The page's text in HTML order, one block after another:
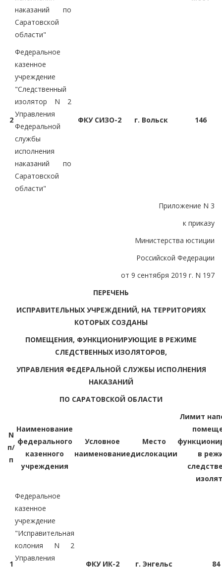
наказаний по
Саратовской
области"
2
Федеральное
казенное
учреждение
"Следственный
изолятор N 2
Управления
Федеральной
службы
исполнения
наказаний по
Саратовской
области"
ФКУ СИЗО-2 г. Вольск 146
Приложение N 3
к приказу
Министерства юстиции
Российской Федерации
от 9 сентября 2019 г. N 197
ПЕРЕЧЕНЬ
ИСПРАВИТЕЛЬНЫХ УЧРЕЖДЕНИЙ, НА ТЕРРИТОРИЯХ
КОТОРЫХ СОЗДАНЫ
ПОМЕЩЕНИЯ, ФУНКЦИОНИРУЮЩИЕ В РЕЖИМЕ
СЛЕДСТВЕННЫХ ИЗОЛЯТОРОВ,
УПРАВЛЕНИЯ ФЕДЕРАЛЬНОЙ СЛУЖБЫ ИСПОЛНЕНИЯ
НАКАЗАНИЙ
ПО САРАТОВСКОЙ ОБЛАСТИ
N
п/
п
Наименование
федерального
казенного
учреждения
Условное
наименование
Место
дислокации
Лимит
в
1
Федеральное
казенное
учреждение
"Исправительная
колония N 2
Управления
ФКУ ИК-2 г. Энгельс 84